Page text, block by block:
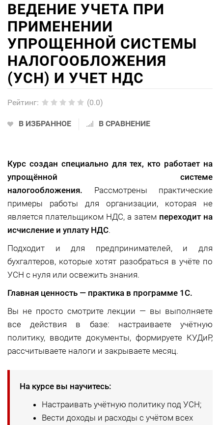
ВЕДЕНИЕ УЧЕТА ПРИ
ПРИМЕНЕНИИ
УПРОЩЕННОЙ СИСТЕМЫ
НАЛОГООБЛОЖЕНИЯ
(УСН) И УЧЕТ НДС
Рейтинг: (0.0)
В ИЗБРАННОЕ В СРАВНЕНИЕ
Курс создан специально для тех, кто работает на
упрощённой системе
налогообложения. Рассмотрены практические
примеры работы для организации, которая не
является плательщиком НДС, а затем переходит на
исчисление и уплату НДС.
Подходит и для предпринимателей, и для
бухгалтеров, которые хотят разобраться в учёте по
УСН с нуля или освежить знания.
Главная ценность — практика в программе 1С.
Вы не просто смотрите лекции — вы выполняете
все действия в базе: настраиваете учётную
политику, вводите документы, формируете КУДиР,
рассчитываете налоги и закрываете месяц.
На курсе вы научитесь:
Настраивать учётную политику под УСН;
Вести доходы и расходы с учётом всех